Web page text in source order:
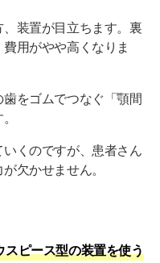
装置が目立ちます。裏
用がやや高くなりま
をゴムでつなぐ「顎間
くのですが、患者さん
欠かせません。
スピース型の装置を使う